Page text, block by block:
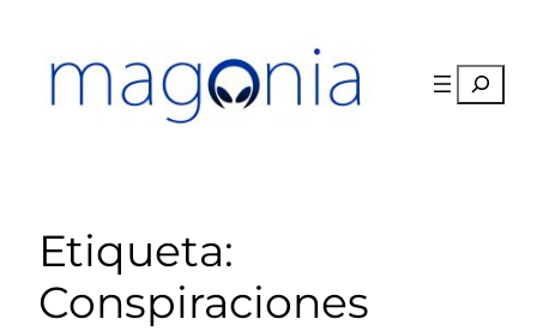
contenido
Buscar
Etiqueta:
Conspiraciones